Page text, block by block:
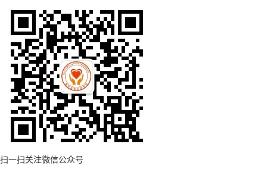
扫一扫关注微信公众号